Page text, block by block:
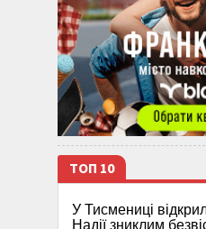
ТОП 10
У Тисмениці
Надії зниклим